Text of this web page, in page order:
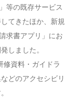
等の既存サービス
てきたほか、新規
求書アプリ」にお
しました。
修資料・ガイドラ
どのアクセシビリ